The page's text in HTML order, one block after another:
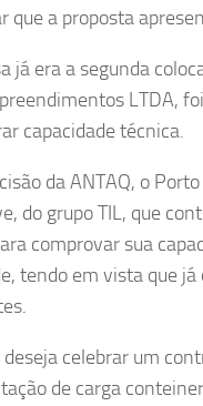
que a proposta
já era a segunda
LTDA,
capacidade técnica.
da ANTAQ, o
do grupo TIL, que
comprovar sua
tendo em vista que
deseja celebrar um
de carga